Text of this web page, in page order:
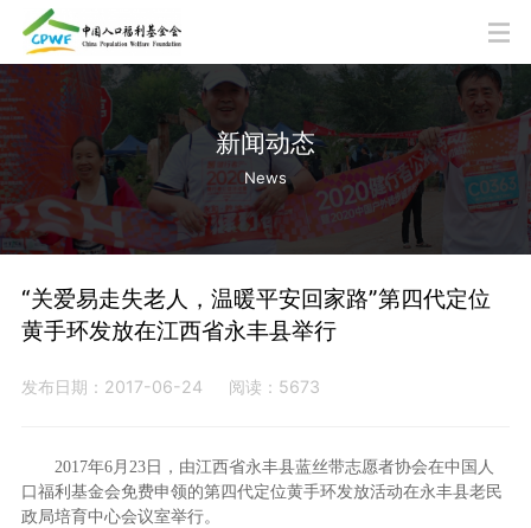
新闻动态
News
“关爱易走失老人，温暖平安回家路”第四代定位
黄手环发放在江西省永丰县举行
发布日期：2017-06-24 阅读：5673
2017年6月23日，由江西省永丰县蓝丝带志愿者协会在中国人
口福利基金会免费申领的第四代定位黄手环发放活动在永丰县老民
政局培育中心会议室举行。